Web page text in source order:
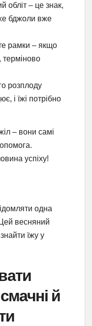
обліт – це знак,
бджоли вже
рамки – якщо
розплоду
і їжі потрібно
– вони самі
успіху!
одна
весняний
їжу у
й